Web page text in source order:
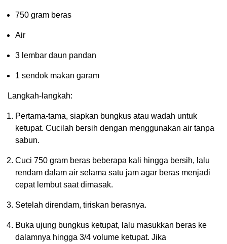
750 gram beras
Air
3 lembar daun pandan
1 sendok makan garam
Langkah-langkah:
Pertama-tama, siapkan bungkus atau wadah untuk
ketupat. Cucilah bersih dengan menggunakan air tanpa
sabun.
Cuci 750 gram beras beberapa kali hingga bersih, lalu
rendam dalam air selama satu jam agar beras menjadi
cepat lembut saat dimasak.
Setelah direndam, tiriskan berasnya.
Buka ujung bungkus ketupat, lalu masukkan beras ke
dalamnya hingga 3/4 volume ketupat. Jika